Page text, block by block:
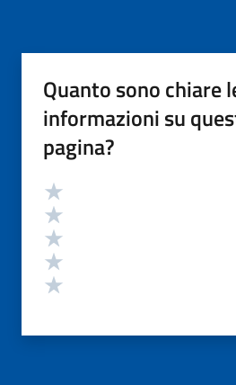
Quanto sono chiare
informazioni su
pagina?
Valutazione